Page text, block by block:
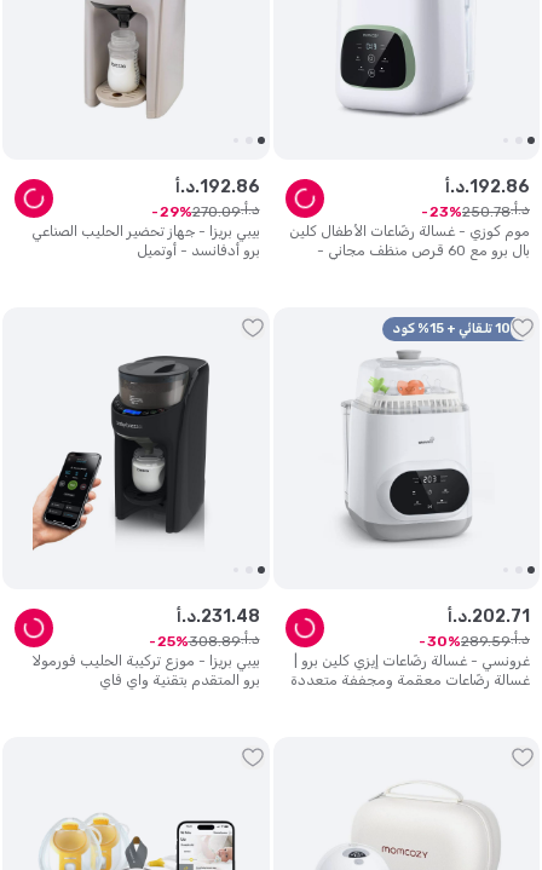
موم كوزي - غسالة رضّاعات الأطفال كلين
بال برو مع 60 قرص منظف مجاني -
د.أ.192.86
د.أ. 250.78
23
بيبي بريزا - جهاز تحضير الحليب الصناعي
برو أدفانسد - أوتميل
د.أ.192.86
د.أ. 270.09
29
10% تلقائي + 15% كود
غرونسي - غسالة رضّاعات إيزي كلين برو |
غسالة رضّاعات معقمة ومجففة متعددة
د.أ.202.71
د.أ. 289.59
30
بيبي بريزا - موزع تركيبة الحليب فورمولا
برو المتقدم بتقنية واي فاي
د.أ.231 .48
د.أ. 308.89
25